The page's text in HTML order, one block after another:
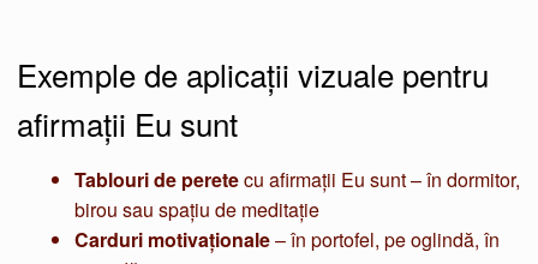
Exemple de aplicații vizuale pentru
afirmații Eu sunt
Tablouri de peretecu afirmații Eu sunt – în dormitor,
birou sau spațiu de meditație
Carduri motivaționale– în portofel, pe oglindă, în